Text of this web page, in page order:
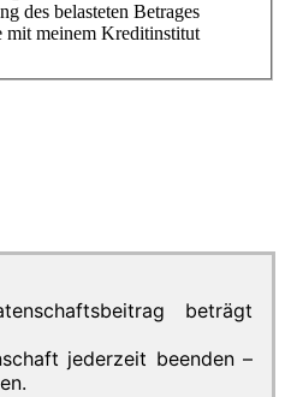
des belasteten Betrages
mit meinem Kreditinstitut
beträgt
jederzeit beenden –